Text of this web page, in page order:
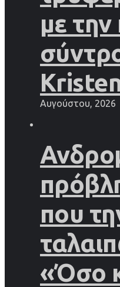
με
Αυγούστου, 2026
που
«Όσο